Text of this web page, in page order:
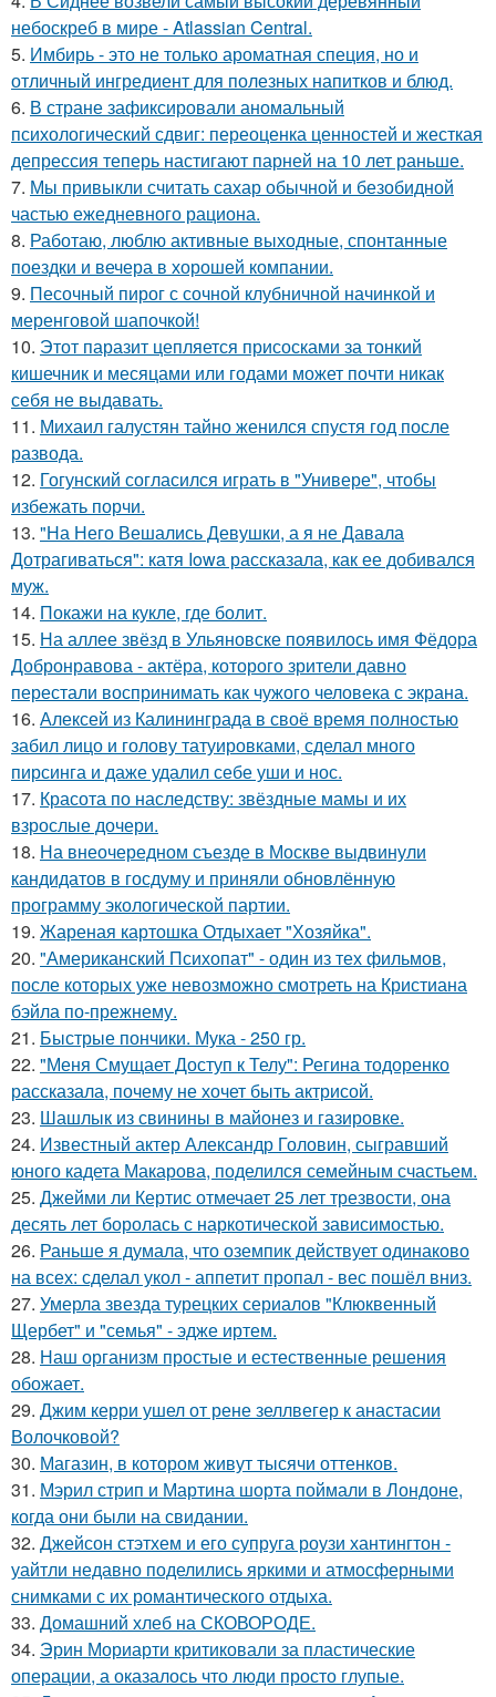
небоскреб в мире - Atlassian Central.
5. Имбирь - это не только ароматная специя, но и
отличный ингредиент для полезных напитков и блюд.
6. В стране зафиксировали аномальный
психологический сдвиг: переоценка ценностей и жесткая
депрессия теперь настигают парней на 10 лет раньше.
7. Мы привыкли считать сахар обычной и безобидной
частью ежедневного рациона.
8. Работаю, люблю активные выходные, спонтанные
поездки и вечера в хорошей компании.
9. Песочный пирог с сочной клубничной начинкой и
меренговой шапочкой!
10. Этот паразит цепляется присосками за тонкий
кишечник и месяцами или годами может почти никак
себя не выдавать.
11. Михаил галустян тайно женился спустя год после
развода.
12. Гогунский согласился играть в "Универе", чтобы
избежать порчи.
13. "На Него Вешались Девушки, а я не Давала
Дотрагиваться": катя Iowa рассказала, как ее добивался
муж.
14. Покажи на кукле, где болит.
15. На аллее звёзд в Ульяновске появилось имя Фёдора
Добронравова - актёра, которого зрители давно
перестали воспринимать как чужого человека с экрана.
16. Алексей из Калининграда в своё время полностью
забил лицо и голову татуировками, сделал много
пирсинга и даже удалил себе уши и нос.
17. Красота по наследству: звёздные мамы и их
взрослые дочери.
18. На внеочередном съезде в Москве выдвинули
кандидатов в госдуму и приняли обновлённую
программу экологической партии.
19. Жареная картошка Отдыхает "Хозяйка".
20. "Американский Психопат" - один из тех фильмов,
после которых уже невозможно смотреть на Кристиана
бэйла по-прежнему.
21. Быстрые пончики. Мука - 250 гр.
22. "Меня Смущает Доступ к Телу": Регина тодоренко
рассказала, почему не хочет быть актрисой.
23. Шашлык из свинины в майонез и газировке.
24. Известный актер Александр Головин, сыгравший
юного кадета Макарова, поделился семейным счастьем.
25. Джейми ли Кертис отмечает 25 лет трезвости, она
десять лет боролась с наркотической зависимостью.
26. Раньше я думала, что оземпик действует одинаково
на всех: сделал укол - аппетит пропал - вес пошёл вниз.
27. Умерла звезда турецких сериалов "Клюквенный
Щербет" и "семья" - эдже иртем.
28. Наш организм простые и естественные решения
обожает.
29. Джим керри ушел от рене зеллвегер к анастасии
Волочковой?
30. Магазин, в котором живут тысячи оттенков.
31. Мэрил стрип и Мартина шорта поймали в Лондоне,
когда они были на свидании.
32. Джейсон стэтхем и его супруга роузи хантингтон -
уайтли недавно поделились яркими и атмосферными
снимками с их романтического отдыха.
33. Домашний хлеб на СКОВОРОДЕ.
34. Эрин Мориарти критиковали за пластические
операции, а оказалось что люди просто глупые.